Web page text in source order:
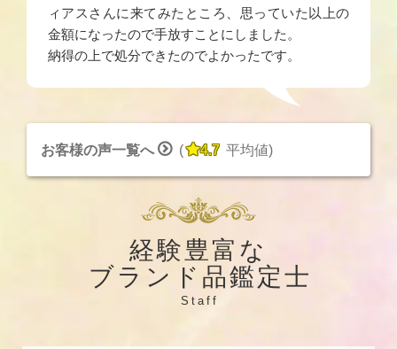
ィアスさんに来てみたところ、思っていた以上の
金額になったので手放すことにしました。
納得の上で処分できたのでよかったです。
お客様の声一覧へ  (4.7 平均値)
経験豊富な
ブランド品鑑定士
Staff